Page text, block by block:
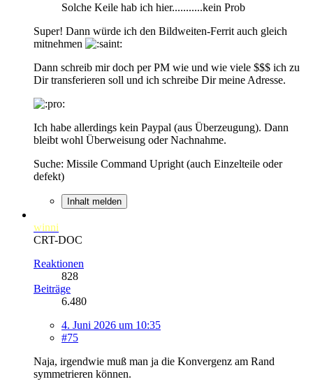
Solche Keile hab ich hier...........kein Prob
Super! Dann würde ich den Bildweiten-Ferrit auch gleich
mitnehmen
Dann schreib mir doch per PM wie und wie viele $$$ ich zu
Dir transferieren soll und ich schreibe Dir meine Adresse.
Ich habe allerdings kein Paypal (aus Überzeugung). Dann
bleibt wohl Überweisung oder Nachnahme.
Suche: Missile Command Upright (auch Einzelteile oder
defekt)
Inhalt melden
winni
CRT-DOC
Reaktionen
828
Beiträge
6.480
4. Juni 2026 um 10:35
#75
Naja, irgendwie muß man ja die Konvergenz am Rand
symmetrieren können.